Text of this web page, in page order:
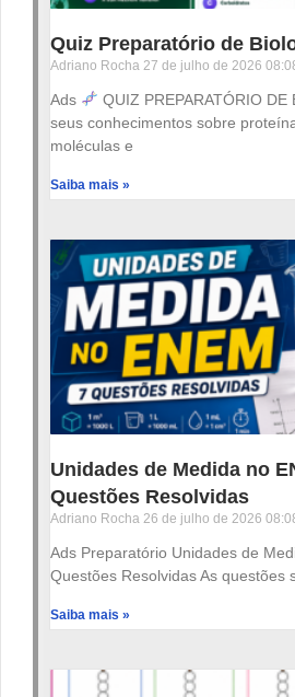
Quiz Preparatório de
Adriano Rocha 27 de julho de 2026
Ads
QUIZ PREPARATÓRIO DE
seus conhecimentos sobre
moléculas e
Saiba mais »
Unidades de Medida no
Questões Resolvidas
Adriano Rocha 26 de julho de 2026
Ads Preparatório Unidades de
Questões Resolvidas As questões
Saiba mais »